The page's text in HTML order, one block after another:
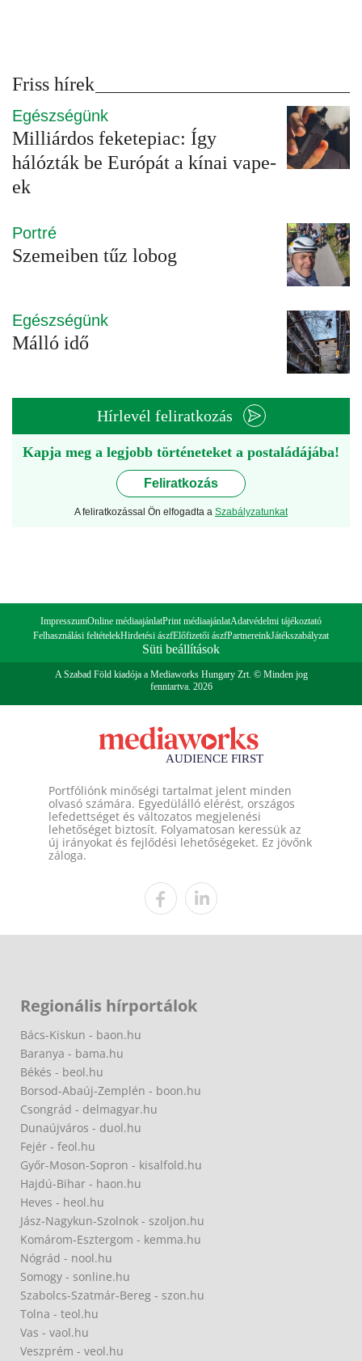
Friss hírek
Egészségünk
Milliárdos feketepiac: Így
hálózták be Európát a kínai vape-
ek
Portré
Szemeiben tűz lobog
Egészségünk
Málló idő
Hírlevél feliratkozás
Kapja meg a legjobb történeteket a postaládájába!
Feliratkozás
A feliratkozással Ön elfogadta a Szabályzatunkat
ImpresszumOnline médiaajánlatPrint médiaajánlatAdatvédelmi tájékoztató
Felhasználási feltételekHirdetési ászfElőfizetői ászfPartnereinkJátékszabályzat
Süti beállítások
A Szabad Föld kiadója a Mediaworks Hungary Zrt. © Minden jog
fenntartva. 2026
Portfóliónk minőségi tartalmat jelent minden
olvasó számára. Egyedülálló elérést, országos
lefedettséget és változatos megjelenési
lehetőséget biztosít. Folyamatosan keressük az
új irányokat és fejlődési lehetőségeket. Ez jövőnk
záloga.
Regionális hírportálok
Bács-Kiskun - baon.hu
Baranya - bama.hu
Békés - beol.hu
Borsod-Abaúj-Zemplén - boon.hu
Csongrád - delmagyar.hu
Dunaújváros - duol.hu
Fejér - feol.hu
Győr-Moson-Sopron - kisalfold.hu
Hajdú-Bihar - haon.hu
Heves - heol.hu
Jász-Nagykun-Szolnok - szoljon.hu
Komárom-Esztergom - kemma.hu
Nógrád - nool.hu
Somogy - sonline.hu
Szabolcs-Szatmár-Bereg - szon.hu
Tolna - teol.hu
Vas - vaol.hu
Veszprém - veol.hu